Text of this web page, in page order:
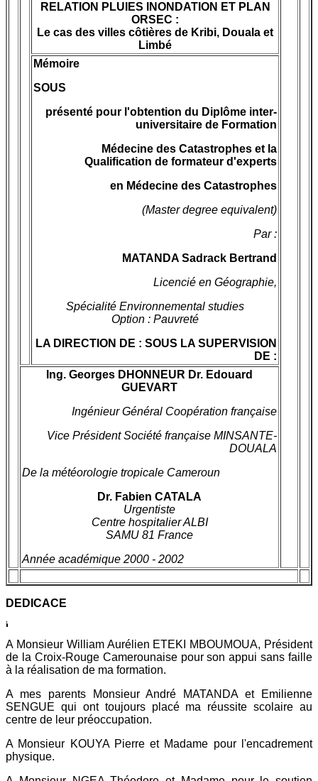
RELATION PLUIES INONDATION ET PLAN
ORSEC :
Le cas des villes côtières de Kribi, Douala et
Limbé
Mémoire
SOUS
présenté pour l'obtention du Diplôme inter-
universitaire de Formation
Médecine des Catastrophes et la
Qualification de formateur d'experts
en Médecine des Catastrophes
(Master degree equivalent)
Par :
MATANDA Sadrack Bertrand
Licencié en Géographie,
Spécialité Environnemental studies
Option : Pauvreté
LA DIRECTION DE : SOUS LA SUPERVISION
DE :
Ing. Georges DHONNEUR Dr. Edouard
GUEVART
Ingénieur Général Coopération française
Vice Président Société française MINSANTE-
DOUALA
De la météorologie tropicale Cameroun
Dr. Fabien CATALA
Urgentiste
Centre hospitalier ALBI
SAMU 81 France
Année académique 2000 - 2002
DEDICACE
A Monsieur William Aurélien ETEKI MBOUMOUA, Président
de la Croix-Rouge Camerounaise pour son appui sans faille
à la réalisation de ma formation.
A mes parents Monsieur André MATANDA et Emilienne
SENGUE qui ont toujours placé ma réussite scolaire au
centre de leur préoccupation.
A Monsieur KOUYA Pierre et Madame pour l'encadrement
physique.